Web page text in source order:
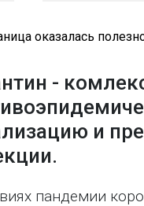
оказалась
-
и
пандемии